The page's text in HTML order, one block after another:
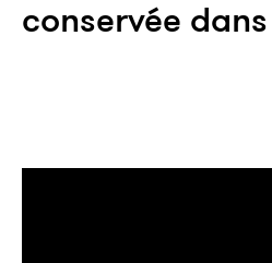
conservée